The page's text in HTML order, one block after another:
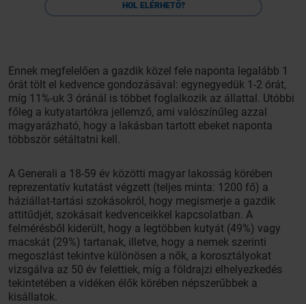
HOL ELÉRHETŐ?
Ennek megfelelően a gazdik közel fele naponta legalább 1
órát tölt el kedvence gondozásával: egynegyedük 1-2 órát,
míg 11%-uk 3 óránál is többet foglalkozik az állattal. Utóbbi
főleg a kutyatartókra jellemző, ami valószínűleg azzal
magyarázható, hogy a lakásban tartott ebeket naponta
többször sétáltatni kell.
A Generali a 18-59 év közötti magyar lakosság körében
reprezentatív kutatást végzett (teljes minta: 1200 fő) a
háziállat-tartási szokásokról, hogy megismerje a gazdik
attitűdjét, szokásait kedvenceikkel kapcsolatban. A
felmérésből kiderült, hogy a legtöbben kutyát (49%) vagy
macskát (29%) tartanak, illetve, hogy a nemek szerinti
megoszlást tekintve különösen a nők, a korosztályokat
vizsgálva az 50 év felettiek, míg a földrajzi elhelyezkedés
tekintetében a vidéken élők körében népszerűbbek a
kisállatok.